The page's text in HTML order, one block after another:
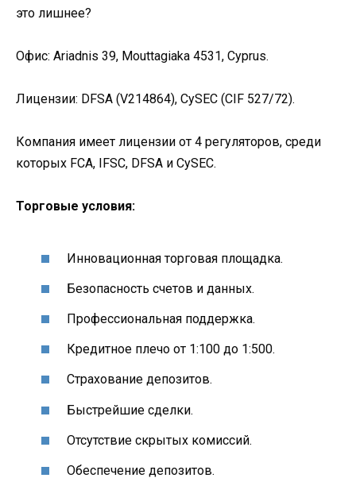
это лишнее?
Офис: Ariadnis 39, Mouttagiaka 4531, Cyprus.
Лицензии: DFSA (V214864), CySEC (CIF 527/72).
Компания имеет лицензии от 4 регуляторов, среди
которых FCA, IFSC, DFSA и CySEC.
Торговые условия:
Инновационная торговая площадка.
Безопасность счетов и данных.
Профессиональная поддержка.
Кредитное плечо от 1:100 до 1:500.
Страхование депозитов.
Быстрейшие сделки.
Отсутствие скрытых комиссий.
Обеспечение депозитов.